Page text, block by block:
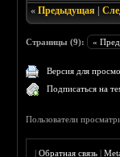
«Предыдущая |
Страницы (9): «
Версия для
Подписаться на
Пользователи
|Обратная связь |